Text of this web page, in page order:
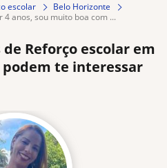
escolar
Belo Horizonte
4 anos, sou muito boa com ...
Reforço escolar em
te interessar